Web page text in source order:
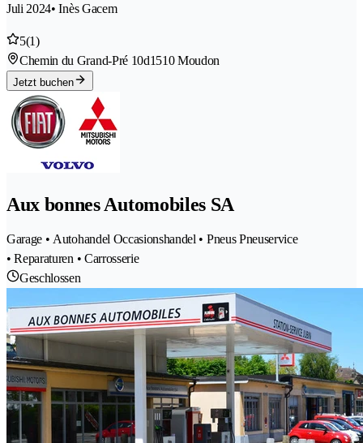
Juli 2024• Inès Gacem
5(1)
Chemin du Grand-Pré 10d1510 Moudon
Jetzt buchen
Aux bonnes Automobiles SA
Garage • Autohandel Occasionshandel • Pneus Pneuservice
• Reparaturen • Carrosserie
Geschlossen